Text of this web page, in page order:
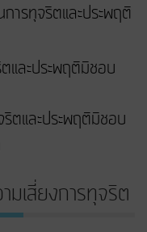
ารทุจริตและประพฤติ
และประพฤติมิชอบ
ริตและประพฤติมิชอบ
มเสี่ยงการทุจริต